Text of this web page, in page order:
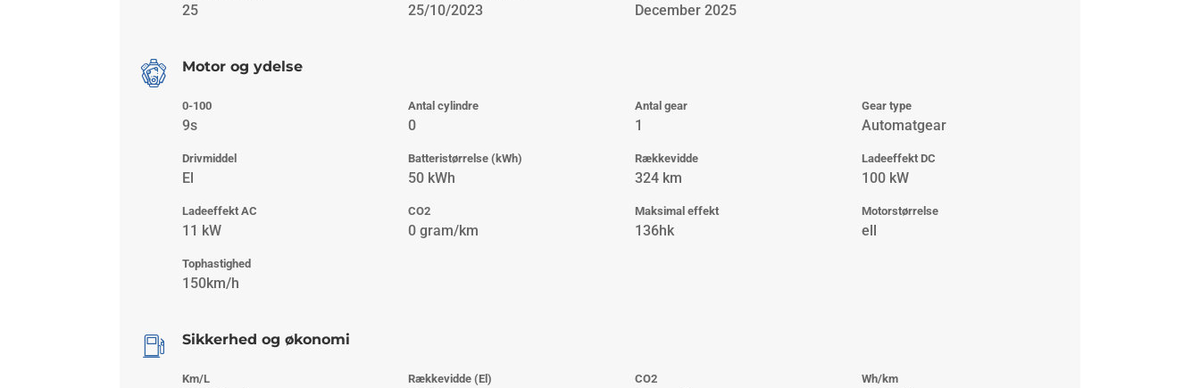
25 25/10/2023 December 2025
Motor og ydelse
0-100
9s
Antal cylindre
0
Antal gear
1
Gear type
Automatgear
Drivmiddel
El
Batteristørrelse (kWh)
50 kWh
Rækkevidde
324 km
Ladeeffekt DC
100 kW
Ladeeffekt AC
11 kW
CO2
0 gram/km
Maksimal effekt
136hk
Motorstørrelse
ell
Tophastighed
150km/h
Sikkerhed og økonomi
Km/L Rækkevidde (El) CO2 Wh/km